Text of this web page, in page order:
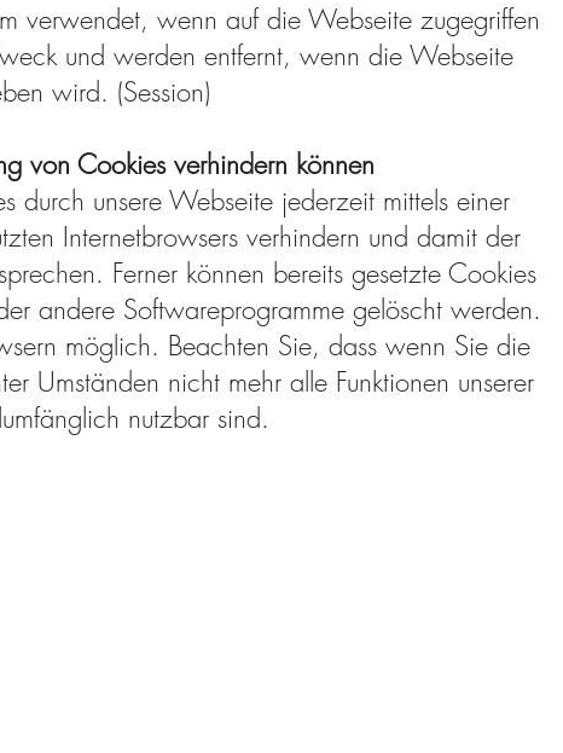
verwendet, wenn auf die Webseite zugegriffen
und werden entfernt, wenn die Webseite
wird. (Session)
von Cookies verhindern können
durch unsere Webseite jederzeit mittels einer
Internetbrowsers verhindern und damit der
Ferner können bereits gesetzte Cookies
andere Softwareprogramme gelöscht werden.
möglich. Beachten Sie, dass wenn Sie die
Umständen nicht mehr alle Funktionen unserer
nutzbar sind.